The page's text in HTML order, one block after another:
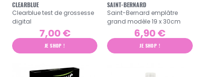
CLEARBLUE
Clearblue test de grossesse
digital
7,00 €
JE SHOP !
SAINT-BERNARD
Saint-Bernard emplâtre
grand modèle 19 x 30cm
6,90 €
JE SHOP !